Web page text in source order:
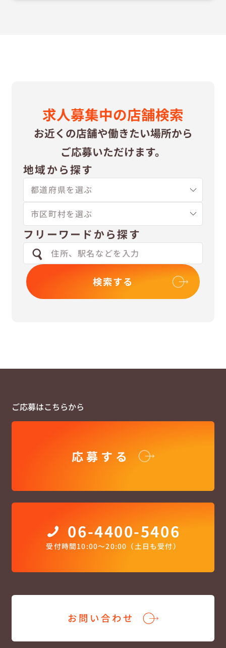
求⼈募集中の店舗検索
お近くの店舗や働きたい場所から
ご応募いただけます。
地域から探す
フリーワードから探す
検索する
ご応募はこちらから
応募する
06-4400-5406
受付時間10:00〜20:00（土日も受付）
お問い合わせ